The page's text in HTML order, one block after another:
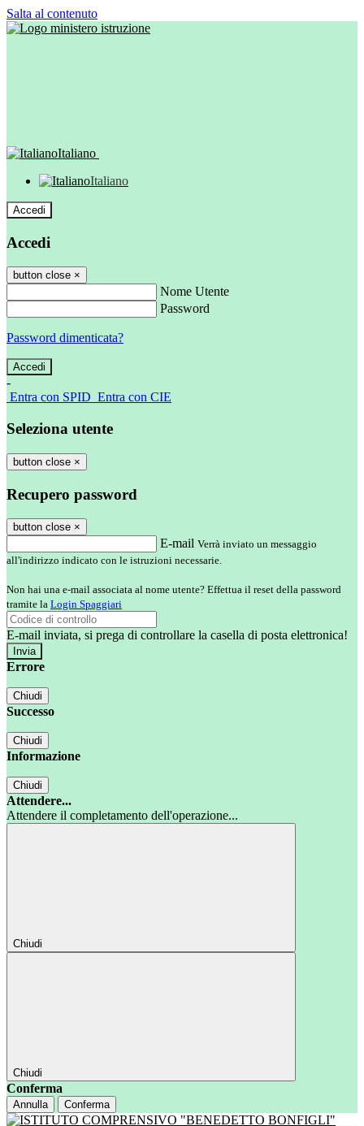
Salta al contenuto
Italiano
Italiano
Accedi
Accedi
button close ×
Nome Utente
Password
Password dimenticata?
-
Entra con SPID Entra con CIE
Seleziona utente
button close ×
Recupero password
button close ×
E-mail Verrà inviato un messaggio
all'indirizzo indicato con le istruzioni necessarie.
Non hai una e-mail associata al nome utente? Effettua il reset della password
tramite la Login Spaggiari
E-mail inviata, si prega di controllare la casella di posta elettronica!
Errore
Chiudi
Successo
Chiudi
Informazione
Chiudi
Attendere...
Attendere il completamento dell'operazione...
Chiudi
Chiudi
Conferma
Annulla Conferma